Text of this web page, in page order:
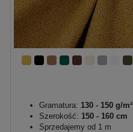
Gramatura: 130 - 150 g/m²
Szerokość: 150 - 160 cm
Sprzedajemy od 1 m